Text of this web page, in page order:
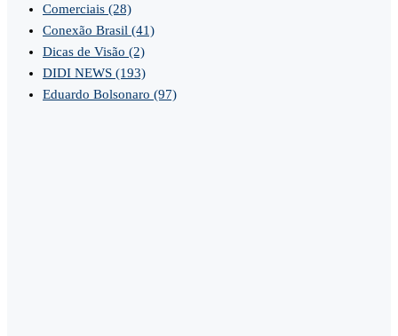
Comerciais (28)
Conexão Brasil (41)
Dicas de Visão (2)
DIDI NEWS (193)
Eduardo Bolsonaro (97)